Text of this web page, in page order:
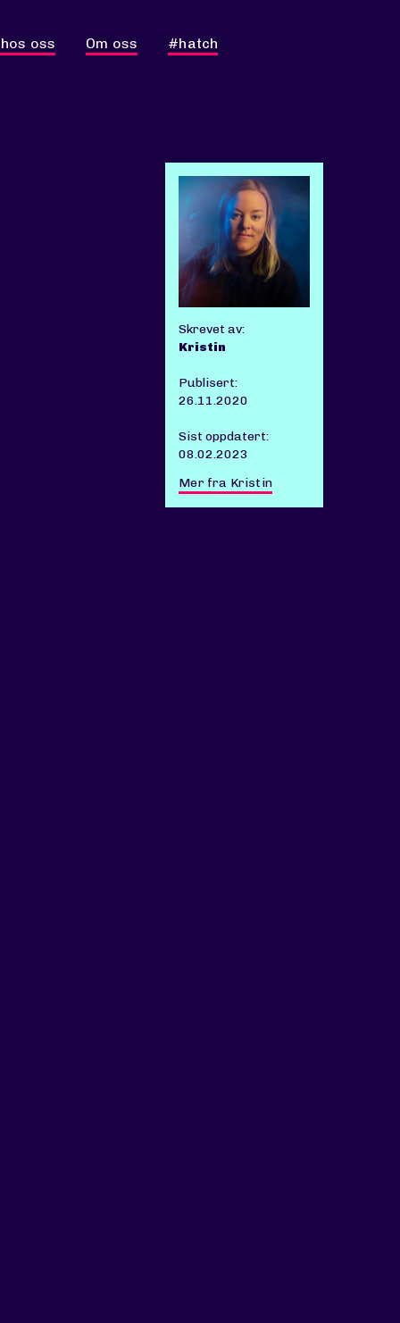
oss Om oss #hatch
Skrevet av:
Kristin
Publisert:
26.11.2020
Sist oppdatert:
08.02.2023
Mer fra Kristin